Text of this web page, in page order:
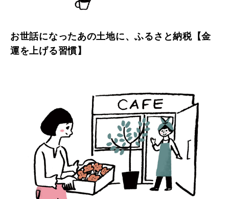
お世話になったあの土地に、ふるさと納税【金
運を上げる習慣】